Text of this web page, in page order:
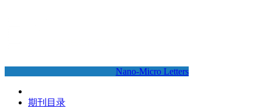
Nano-Micro Letters
期刊目录